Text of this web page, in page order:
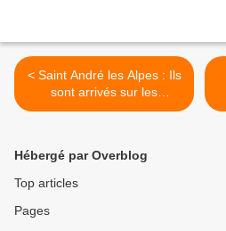
< Saint André les Alpes : Ils
sont arrivés sur les
chapeaux deux roues
Hébergé par Overblog
Top articles
Pages